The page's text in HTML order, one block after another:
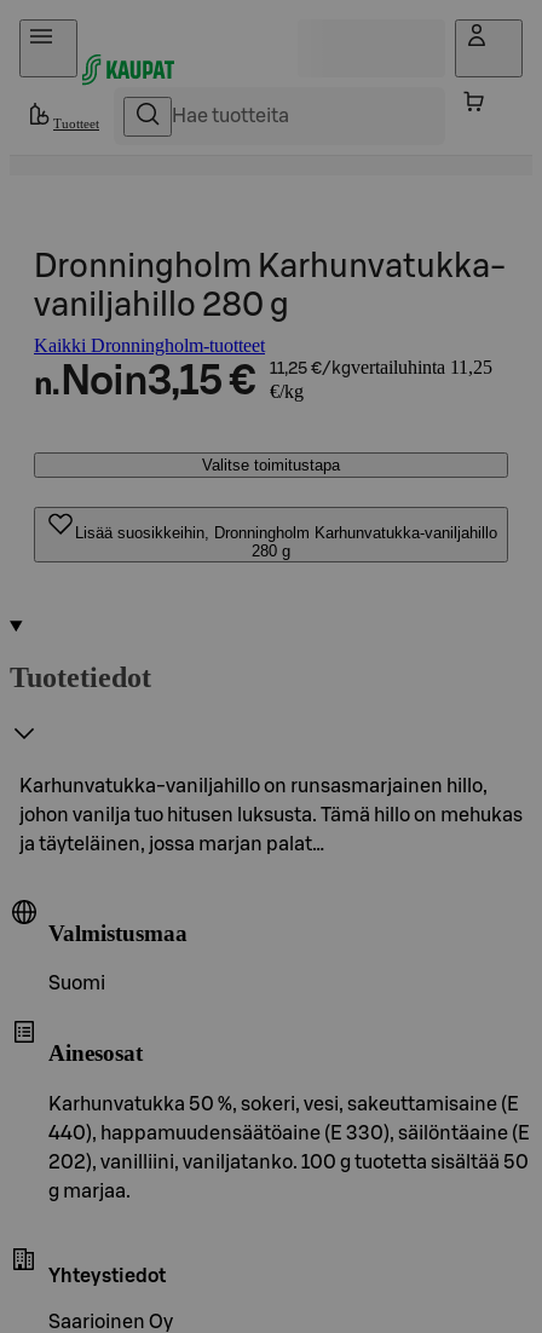
Hyppää sisältöön
Tuotteet
Dronningholm Karhunvatukka-
vaniljahillo 280 g
Kaikki Dronningholm-tuotteet
n. Noin3,15 € 11,25 €/kgvertailuhinta 11,25
€/kg
Valitse toimitustapa
Lisää suosikkeihin, Dronningholm Karhunvatukka-vaniljahillo
280 g
Tuotetiedot
Karhunvatukka-vaniljahillo on runsasmarjainen hillo,
johon vanilja tuo hitusen luksusta. Tämä hillo on mehukas
ja täyteläinen, jossa marjan palat…
Valmistusmaa
Suomi
Ainesosat
Karhunvatukka 50 %, sokeri, vesi, sakeuttamisaine (E
440), happamuudensäätöaine (E 330), säilöntäaine (E
202), vanilliini, vaniljatanko. 100 g tuotetta sisältää 50
g marjaa.
Yhteystiedot
Saarioinen Oy